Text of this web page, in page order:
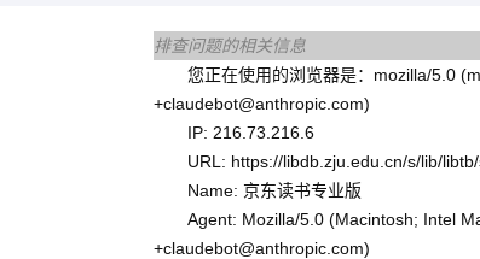
排查问题的相关信息
您正在使用的浏览器是：mozilla/5.0
+claudebot@anthropic.com)
IP: 216.73.216.6
URL: https://libdb.zju.edu.cn/s/lib/
Name: 京东读书专业版
Agent: Mozilla/5.0 (Macintosh; Intel
+claudebot@anthropic.com)